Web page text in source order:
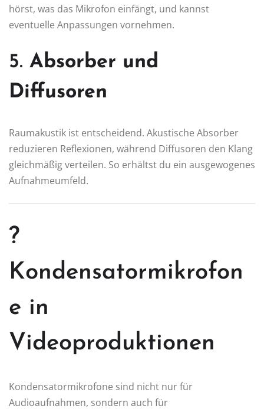
hörst, was das Mikrofon einfängt, und kannst
eventuelle Anpassungen vornehmen.
5. Absorber und
Diffusoren
Raumakustik ist entscheidend. Akustische Absorber
reduzieren Reflexionen, während Diffusoren den Klang
gleichmäßig verteilen. So erhältst du ein ausgewogenes
Aufnahmeumfeld.
?
Kondensatormikrofon
e in
Videoproduktionen
Kondensatormikrofone sind nicht nur für
Audioaufnahmen, sondern auch für